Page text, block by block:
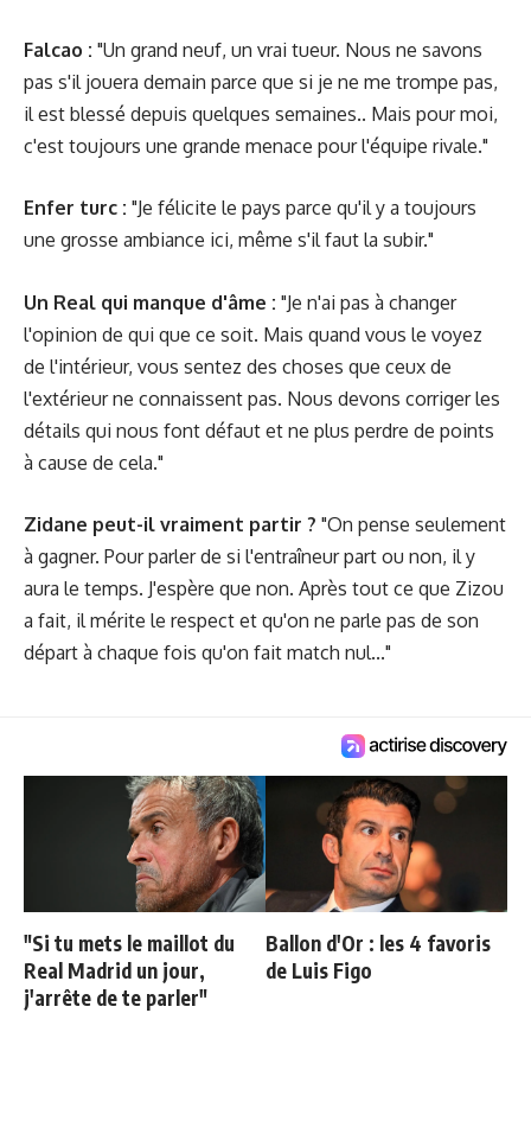
Falcao : "Un grand neuf, un vrai tueur. Nous ne savons
pas s'il jouera demain parce que si je ne me trompe pas,
il est blessé depuis quelques semaines.. Mais pour moi,
c'est toujours une grande menace pour l'équipe rivale."
Enfer turc : "Je félicite le pays parce qu'il y a toujours
une grosse ambiance ici, même s'il faut la subir."
Un Real qui manque d'âme : "Je n'ai pas à changer
l'opinion de qui que ce soit. Mais quand vous le voyez
de l'intérieur, vous sentez des choses que ceux de
l'extérieur ne connaissent pas. Nous devons corriger les
détails qui nous font défaut et ne plus perdre de points
à cause de cela."
Zidane peut-il vraiment partir ? "On pense seulement
à gagner. Pour parler de si l'entraîneur part ou non, il y
aura le temps. J'espère que non. Après tout ce que Zizou
a fait, il mérite le respect et qu'on ne parle pas de son
départ à chaque fois qu'on fait match nul..."
"Si tu mets le maillot du
Real Madrid un jour,
j'arrête de te parler"
Ballon d'Or : les 4 favoris
de Luis Figo